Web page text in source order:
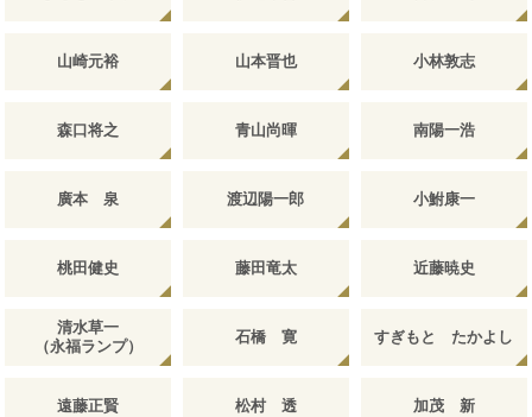
山崎元裕 山本晋也 小林敦志
森口将之 青山尚暉 南陽一浩
廣本 泉 渡辺陽一郎 小鮒康一
桃田健史 藤田竜太 近藤暁史
清水草一
（永福ランプ）
石橋 寛 すぎもと たかよし
遠藤正賢 松村 透 加茂 新